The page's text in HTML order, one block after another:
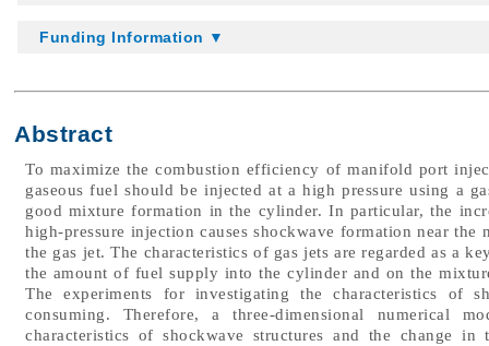
Funding Information ▼
Abstract
To maximize the combustion efficiency of manifold port
gaseous fuel should be injected at a high pressure using a
good mixture formation in the cylinder. In particular, the
high-pressure injection causes shockwave formation near
the gas jet. The characteristics of gas jets are regarded as a
the amount of fuel supply into the cylinder and on the
The experiments for investigating the characteristics of
consuming. Therefore, a three-dimensional numerical
characteristics of shockwave structures and the change